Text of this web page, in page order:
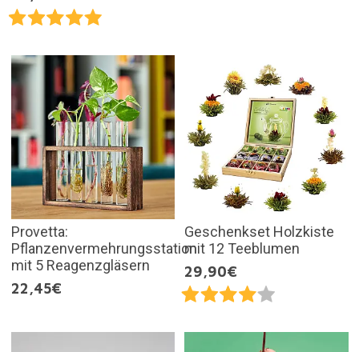
Provetta:
Pflanzenvermehrungsstation
mit 5 Reagenzgläsern
22,45€
Geschenkset Holzkiste
mit 12 Teeblumen
29,90€